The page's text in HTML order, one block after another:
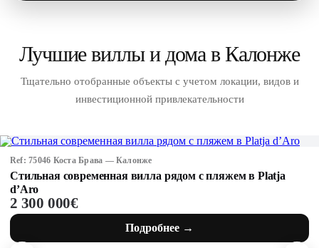
Лучшие виллы и дома в Калонже
Тщательно отобранные объекты с учетом локации, видов и
инвестиционной привлекательности
Ref: 75046 Коста Брава — Калонже
Стильная современная вилла рядом с пляжем в Platja
d’Aro
2 300 000€
Подробнее →